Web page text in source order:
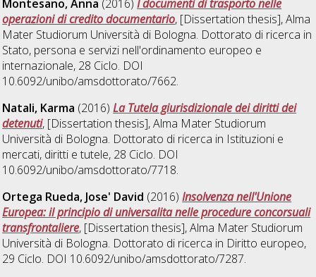
Montesano, Anna (2016)I documenti di trasporto nelle
operazioni di credito documentario, [Dissertation thesis], Alma
Mater Studiorum Università di Bologna. Dottorato di ricerca in
Stato, persona e servizi nell'ordinamento europeo e
internazionale, 28 Ciclo. DOI
10.6092/unibo/amsdottorato/7662.
Natali, Karma (2016)La Tutela giurisdizionale dei diritti dei
detenuti, [Dissertation thesis], Alma Mater Studiorum
Università di Bologna. Dottorato di ricerca in Istituzioni e
mercati, diritti e tutele, 28 Ciclo. DOI
10.6092/unibo/amsdottorato/7718.
Ortega Rueda, Jose' David (2016)Insolvenza nell'Unione
Europea: il principio di universalita nelle procedure concorsuali
transfrontaliere, [Dissertation thesis], Alma Mater Studiorum
Università di Bologna. Dottorato di ricerca in Diritto europeo,
29 Ciclo. DOI 10.6092/unibo/amsdottorato/7287.